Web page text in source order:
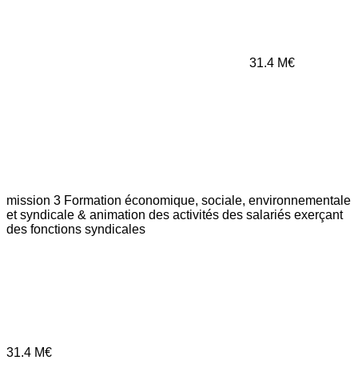
31.4 M€
mission 3 Formation économique, sociale, environnementale
et syndicale & animation des activités des salariés exerçant
des fonctions syndicales
31.4 M€